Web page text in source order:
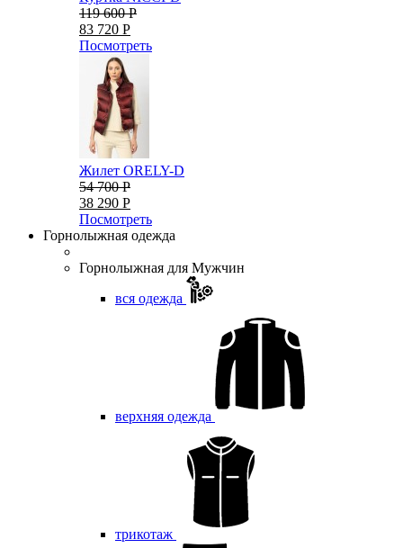
119 600 Р
83 720 Р
Посмотреть
Жилет ORELY-D
54 700 Р
38 290 Р
Посмотреть
Горнолыжная одежда
Горнолыжная для Мужчин
вся одежда
верхняя одежда
трикотаж